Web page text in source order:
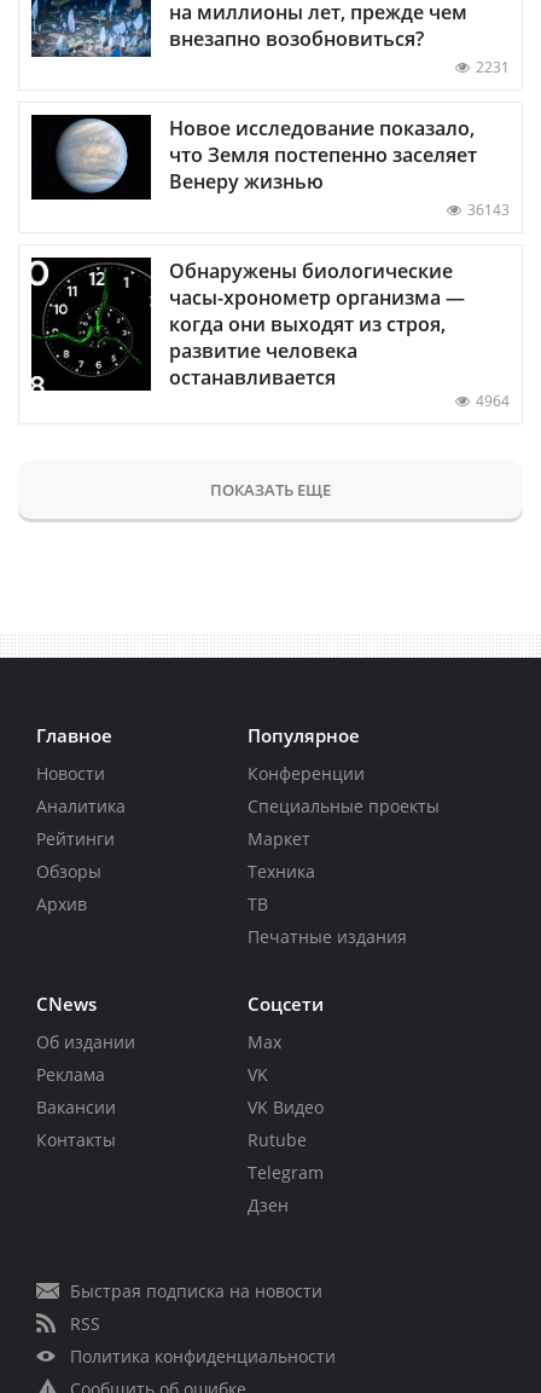
на миллионы лет, прежде чем
внезапно возобновиться?
2231
Новое исследование показало,
что Земля постепенно заселяет
Венеру жизнью
36143
Обнаружены биологические
часы-хронометр организма —
когда они выходят из строя,
развитие человека
останавливается
4964
ПОКАЗАТЬ ЕЩЕ
Главное
Новости
Аналитика
Рейтинги
Обзоры
Архив
Популярное
Конференции
Специальные проекты
Маркет
Техника
ТВ
Печатные издания
CNews
Об издании
Реклама
Вакансии
Контакты
Соцсети
Max
VK
VK Видео
Rutube
Telegram
Дзен
Быстрая подписка на новости
RSS
Политика конфиденциальности